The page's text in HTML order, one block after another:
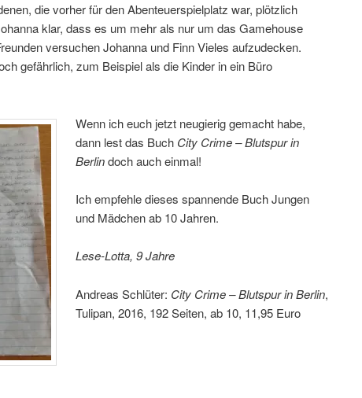
die vorher für den Abenteuerspielplatz war, plötzlich
klar, dass es um mehr als nur um das Gamehouse
versuchen Johanna und Finn Vieles aufzudecken.
gefährlich, zum Beispiel als die Kinder in ein Büro
Wenn ich euch jetzt neugierig gemacht habe,
dann lest das Buch City Crime – Blutspur in
Berlindoch auch einmal!
Ich empfehle dieses spannende Buch Jungen
und Mädchen ab 10 Jahren.
Lese-Lotta, 9 Jahre
Andreas Schlüter: City Crime – Blutspur in Berlin,
Tulipan, 2016, 192 Seiten, ab 10, 11,95 Euro